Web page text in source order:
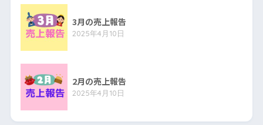
3月の売上報告
2025年4月10日
2月の売上報告
2025年4月10日